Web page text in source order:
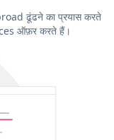
ढूंढने का प्रयास करते
ऑफ़र करते हैं।